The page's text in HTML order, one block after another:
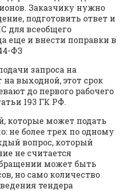
Заказчику нужно
подготовить ответ и
для всеобщего
еще и внести поправки в
ФЗ
запроса на
выходной, этот срок
до первого рабочего
193 ГК РФ.
которые может подать
не более трех по одному
вопрос, который
не считается
может быть
но само количество
тендера